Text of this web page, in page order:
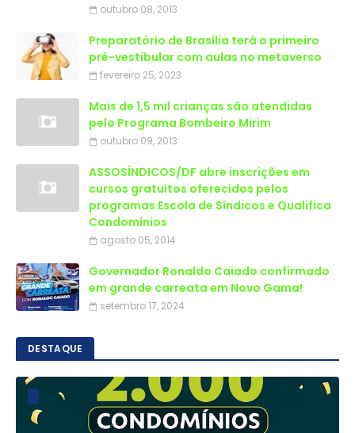
outubro 08, 2013
Preparatório de Brasília terá o primeiro
pré-vestibular com aulas no metaverso
fevereiro 25, 2023
Mais de 1,5 mil crianças são atendidas
outubro 09, 2013
ASSOSÍNDICOS/DF abre inscrições em
cursos gratuitos oferecidos pelos
programas Escola de Síndicos e Qualifica
Condomínios
agosto 05, 2014
Governador Ronaldo Caiado confirmado
em grande carreata em Novo Gama!
setembro 17, 2024
DESTAQUE